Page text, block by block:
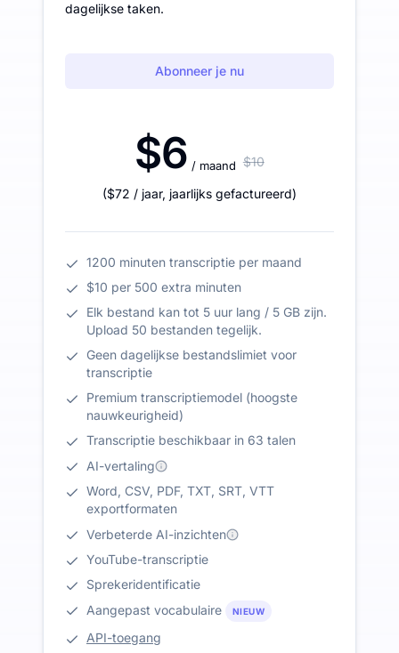
dagelijkse taken.
Abonneer je nu
$6 / maand $10
($72 / jaar, jaarlijks gefactureerd)
1200 minuten transcriptie per maand
$10 per 500 extra minuten
Elk bestand kan tot 5 uur lang / 5 GB zijn.
Upload 50 bestanden tegelijk.
Geen dagelijkse bestandslimiet voor
transcriptie
Premium transcriptiemodel (hoogste
nauwkeurigheid)
Transcriptie beschikbaar in 63 talen
AI-vertaling
Word, CSV, PDF, TXT, SRT, VTT
exportformaten
Verbeterde AI-inzichten
YouTube-transcriptie
Sprekeridentificatie
Aangepast vocabulaire
NIEUW
API-toegang